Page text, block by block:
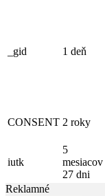
_gid 1 deň
CONSENT 2 roky
iutk
5
mesiacov
27 dni
Reklamné